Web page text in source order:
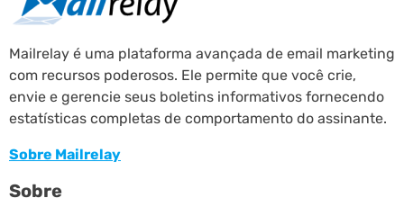
Mailrelay é uma plataforma avançada de email marketing
com recursos poderosos. Ele permite que você crie,
envie e gerencie seus boletins informativos fornecendo
estatísticas completas de comportamento do assinante.
Sobre Mailrelay
Sobre